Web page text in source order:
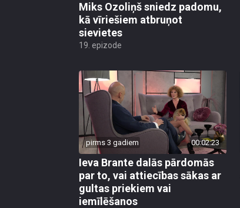
Miks Ozoliņš sniedz padomu,
kā vīriešiem atbruņot
sievietes
19. epizode
pirms 3 gadiem 00:02:23
Ieva Brante dalās pārdomās
par to, vai attiecības sākas ar
gultas priekiem vai
iemīlēšanos